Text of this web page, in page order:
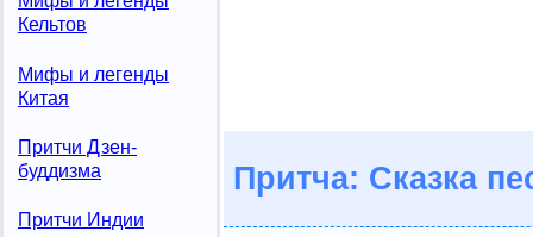
Кельтов
Мифы и легенды
Китая
Притчи Дзен-
буддизма
Притчи Индии
Притча: Сказка